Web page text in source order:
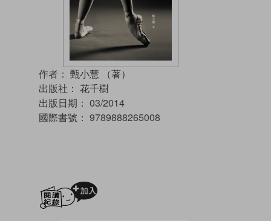
作者： 甄小慧 （著）
出版社： 花千樹
出版日期： 03/2014
國際書號： 9789888265008